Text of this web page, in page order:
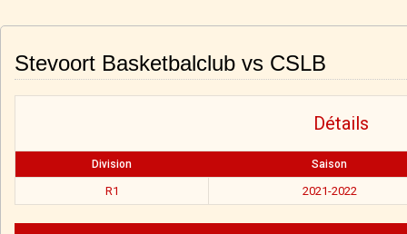
Stevoort Basketbalclub vs CSLB
Détails
Division Saison
R1 2021-2022